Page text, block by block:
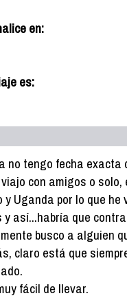
en:
es:
no tengo fecha
con amigos o
Uganda por lo que
así...habría que
busco a alguien
claro está que
fácil de llevar.